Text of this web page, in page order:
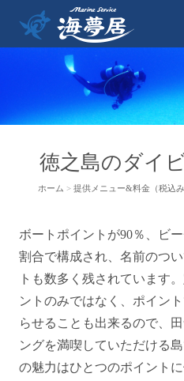
徳之島のダイ
ホーム > 提供メニュー&料金（税込み
ボートポイントが90％、ビ
割合で構成され、名前のつ
トも数多く残されています
ントのみではなく、ポイン
らせることも出来るので、
ングを満喫していただける
の魅力はひとつのポイント